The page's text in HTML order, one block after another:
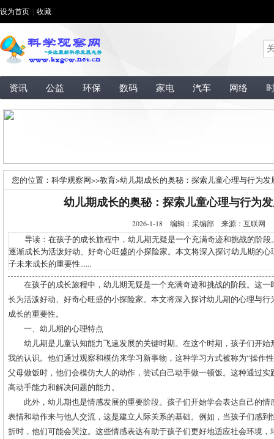
设为首页 收藏
资讯 公益 环保 数码 家电 汽车 网络
您的位置： 科学观察网>>教育>幼儿期成长的奥秘：探索儿童心理与行为发
幼儿期成长的奥秘：探索儿童心理与行为
2026-1-18 编辑：采编部 来源：互联网
导读：在孩子的成长旅程中，幼儿期无疑是一个充满奇迹和挑战的阶段
逐渐成长为活泼好动、好奇心旺盛的小探险家。本文将深入探讨幼儿期的
子未来成长的重要性......
在孩子的成长旅程中，幼儿期无疑是一个充满奇迹和挑战的阶段。这
长为活泼好动、好奇心旺盛的小探险家。本文将深入探讨幼儿期的心理与
成长的重要性。
一、幼儿期的心理特点
幼儿期是儿童认知能力飞速发展的关键时期。在这个时期，孩子们开
我的认识。他们通过观察和模仿来学习新事物，这种学习方式被称为“操作
父母做饭时，他们会模仿大人的动作，尝试自己动手做一顿饭。这种通过
高动手能力和解决问题的能力。
此外，幼儿期也是情感发展的重要阶段。孩子们开始学会表达自己的
表情和动作来与他人交流，这是建立人际关系的基础。例如，当孩子们感
折时，他们可能会哭泣。这些情感表达有助于孩子们更好地适应社会环境